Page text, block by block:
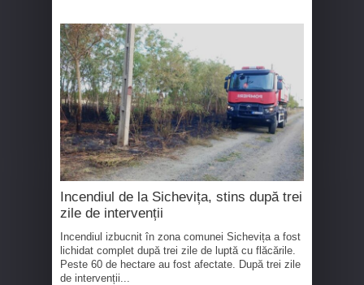
Incendiul de la Sichevița, stins după trei
zile de intervenții
Incendiul izbucnit în zona comunei Sichevița a fost
lichidat complet după trei zile de luptă cu flăcările.
Peste 60 de hectare au fost afectate. După trei zile
de intervenții...